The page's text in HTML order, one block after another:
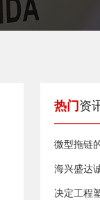
热门 资
微型拖链